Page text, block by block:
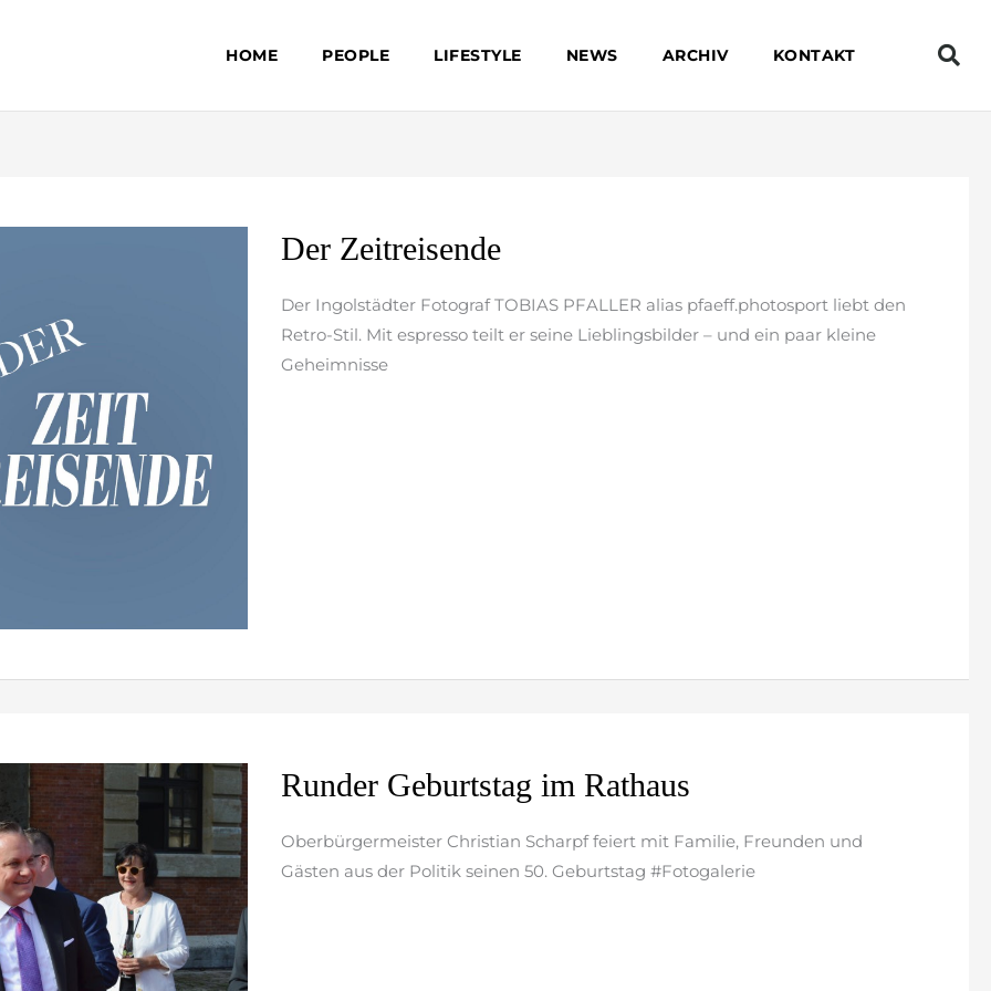
HOME PEOPLE LIFESTYLE NEWS ARCHIV KONTAKT
Der Zeitreisende
Der Ingolstädter Fotograf TOBIAS PFALLER alias pfaeff.photosport liebt den
Retro-Stil. Mit espresso teilt er seine Lieblingsbilder – und ein paar kleine
Geheimnisse
Der
Runder Geburtstag im Rathaus
Oberbürgermeister Christian Scharpf feiert mit Familie, Freunden und
Gästen aus der Politik seinen 50. Geburtstag #Fotogalerie
Runder
im
Rathaus